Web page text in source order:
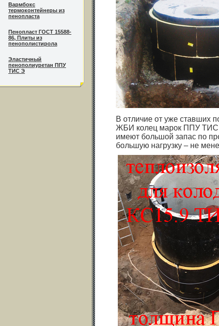
Вармбокс
термоконтейнеры из
пенопласта
Пенопласт ГОСТ 15588-
86, Плиты из
пенополистирола
Эластичный
пенополиуретан ППУ
ТИС Э
В отличие от уже ставших
ЖБИ колец марок ППУ ТИС
имеют большой запас по
большую нагрузку – не